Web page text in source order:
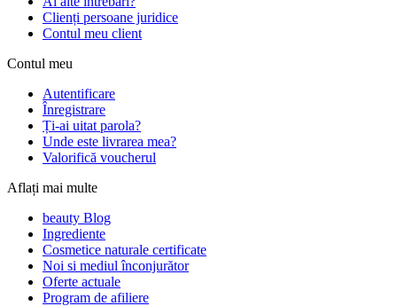
Clienți persoane juridice
Contul meu client
Contul meu
Autentificare
Înregistrare
Ți-ai uitat parola?
Unde este livrarea mea?
Valorifică voucherul
Aflați mai multe
beauty Blog
Ingrediente
Cosmetice naturale certificate
Noi si mediul înconjurător
Oferte actuale
Program de afiliere